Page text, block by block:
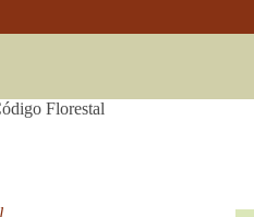
Florestal